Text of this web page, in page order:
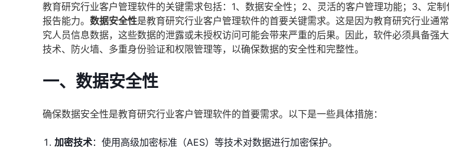
教育研究行业客户管理软件的关键需求包括：1、数据安全性；2、灵活的客户管理功能；3、定
报告能力。 数据安全性是教育研究行业客户管理软件的首要关键需求。这是因为教育研究行业通
究人员信息数据，这些数据的泄露或未授权访问可能会带来严重的后果。因此，软件必须具备强
技术、防火墙、多重身份验证和权限管理等，以确保数据的安全性和完整性。
一、数据安全性
确保数据安全性是教育研究行业客户管理软件的首要需求。以下是一些具体措施：
加密技术：使用高级加密标准（AES）等技术对数据进行加密保护。